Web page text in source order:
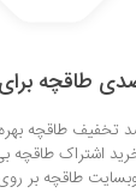
تخفیف طاقچه
اشتراک طاقچه
طاقچه بر